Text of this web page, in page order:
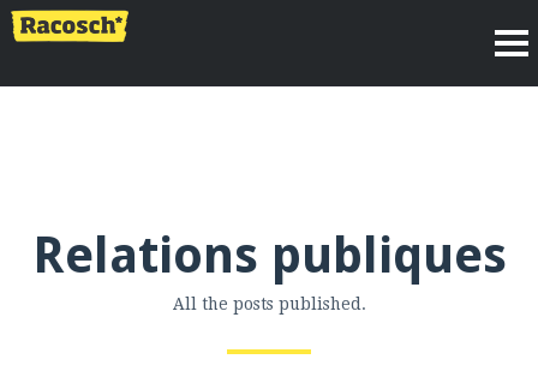
Relations publiques
All the posts published.